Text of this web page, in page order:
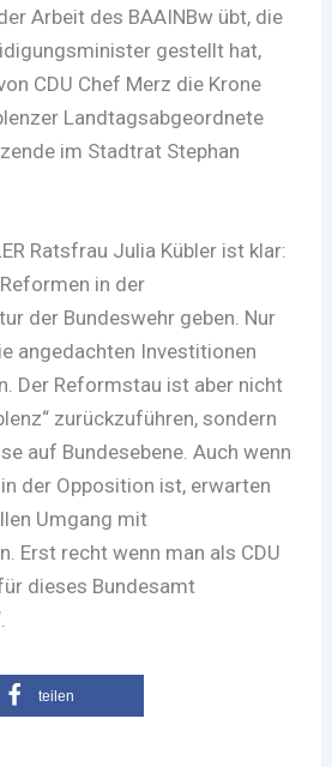
Arbeit des BAAINBw übt, die
gestellt hat,
CDU Chef Merz die Krone
Landtagsabgeordnete
im Stadtrat Stephan
Ratsfrau Julia Kübler ist klar:
in der
der Bundeswehr geben. Nur
angedachten Investitionen
Der Reformstau ist aber nicht
zurückzuführen, sondern
auf Bundesebene. Auch wenn
der Opposition ist, erwarten
Umgang mit
Erst recht wenn man als CDU
dieses Bundesamt
teilen